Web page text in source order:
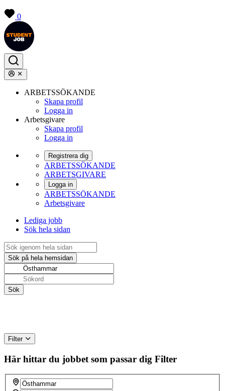
0
ARBETSSÖKANDE
Skapa profil
Logga in
Arbetsgivare
Skapa profil
Logga in
Registrera dig
ARBETSSÖKANDE
ARBETSGIVARE
Logga in
ARBETSSÖKANDE
Arbetsgivare
Lediga jobb
Sök hela sidan
Filter
Här hittar du jobbet som passar dig Filter